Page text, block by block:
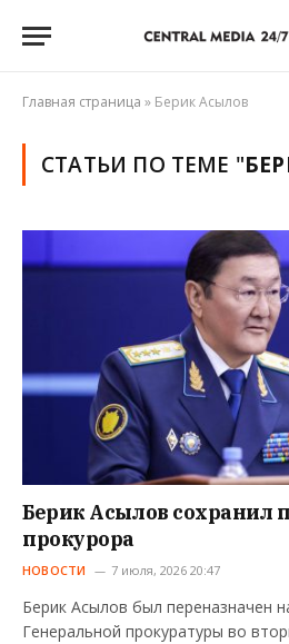
Главная страница » Берик Асылов
СТАТЬИ ПО ТЕМЕ "
Берик Асылов сохранил
прокурора
НОВОСТИ 7 июля, 2026 20:47
Берик Асылов был переназначен
Генеральной прокуратуры во